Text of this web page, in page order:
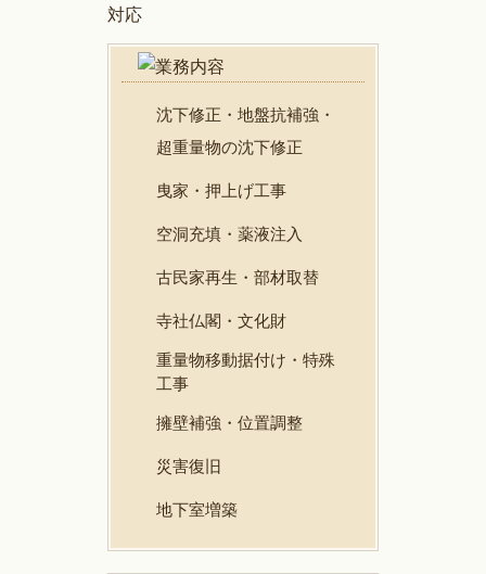
沈下修正・地盤抗補強・
超重量物の沈下修正
曳家・押上げ工事
空洞充填・薬液注入
古民家再生・部材取替
寺社仏閣・文化財
重量物移動据付け・特殊
工事
擁壁補強・位置調整
災害復旧
地下室増築